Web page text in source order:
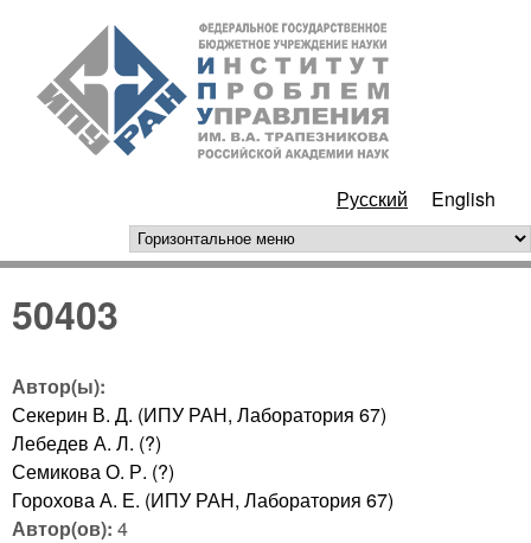
Перейти к основному
содержанию
РАН
Русский English
горизонтальное меню
50403
Автор(ы):
Секерин В. Д. (ИПУ РАН, Лаборатория 67)
Лебедев А. Л. (?)
Семикова О. Р. (?)
Горохова А. Е. (ИПУ РАН, Лаборатория 67)
Автор(ов): 4